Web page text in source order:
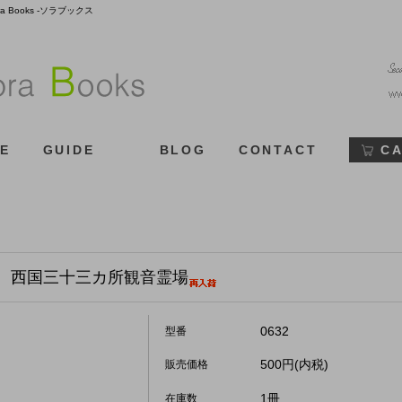
Books -ソラブックス
GUIDE BLOG CONTACT
国三十三カ所観音霊場
型番 0632
販売価格 500円(内税)
在庫数 1冊